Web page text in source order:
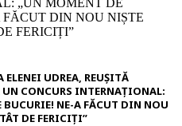
UDREA, REUȘITĂ
CONCURS INTERNAȚIONAL:
BUCURIE! NE-A FĂCUT DIN NOU
DE FERICIȚI”